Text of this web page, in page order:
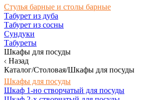
Стулья барные и столы барные
Табурет из дуба
Табурет из сосны
Сундуки
Табуреты
Шкафы для посуды
Назад
Каталог/Столовая/Шкафы для посуды
Шкафы для посуды
Шкаф 1-но створчатый для посуды